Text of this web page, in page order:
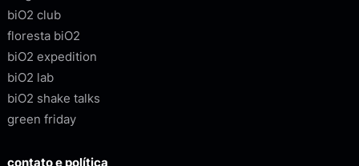
biO2 club
floresta biO2
biO2 expedition
biO2 lab
biO2 shake talks
green friday
contato e política